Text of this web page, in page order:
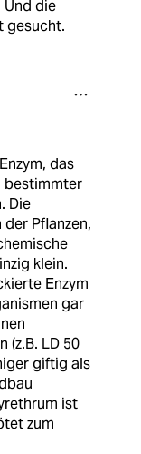
die
gesucht.
das
bestimmter
Die
Pflanzen,
klein.
Enzym
gar
(z.B. LD 50
giftig als
ist
zum